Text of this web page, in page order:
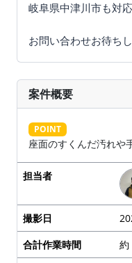
岐阜県中津川市も対
お問い合わせお待ち
案件概要
POINT
座面のすくんだ汚れや
担当者
撮影日
合計作業時間
約